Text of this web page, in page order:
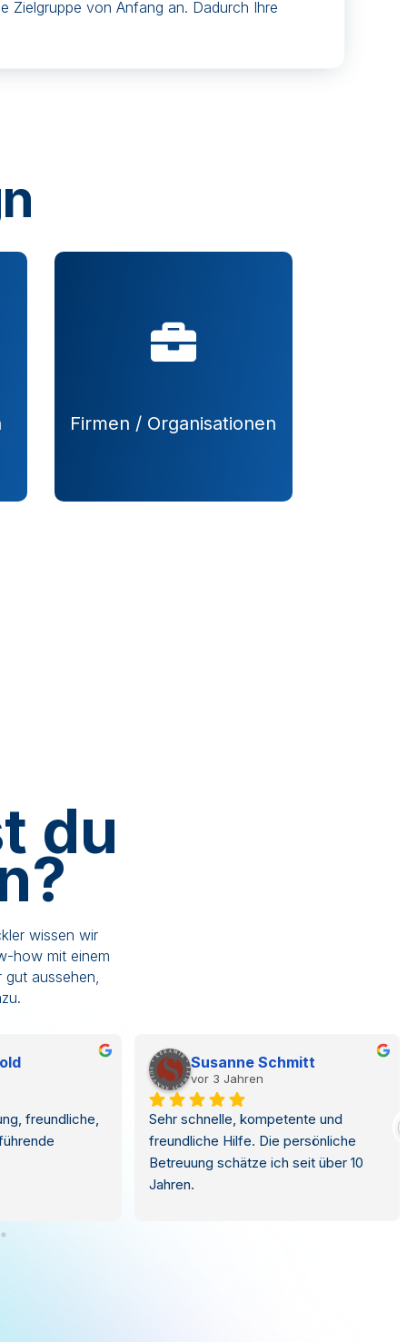
Zielgruppe von Anfang an. Dadurch Ihre
Firmen / Organisationen
du
wissen wir
how mit einem
gut aussehen,
über viele
Support.
hier laufen,
werden auch
Claudia Schmid (Eizellspende)
vor 6 Jahren
Seit fast 20 Jahren sind die
Netztaucher meine Hosting-Heimat
und gerne nochmal so lange. Herr
Neuber reagiert immer sehr schnell